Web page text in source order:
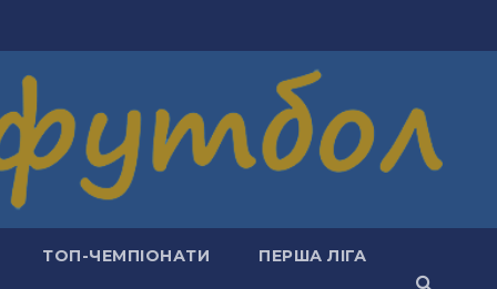
ТОП-ЧЕМПІОНАТИ ПЕРША ЛІГА